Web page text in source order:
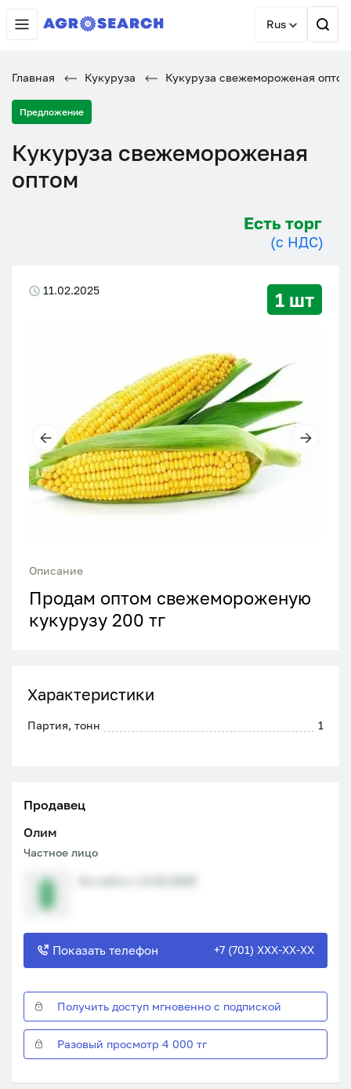
Rus
Главная Кукуруза Кукуруза свежемороженая оптом
Предложение
Кукуруза свежемороженая
оптом
Есть торг
(с НДС)
11.02.2025 1 шт
Описание
Продам оптом свежемороженую
кукурузу 200 тг
Характеристики
Партия, тонн 1
Продавец
Олим
Частное лицо
Показать телефон +7 (701) XXX-XX-XX
Получить доступ мгновенно с подпиской
Разовый просмотр 4 000 тг